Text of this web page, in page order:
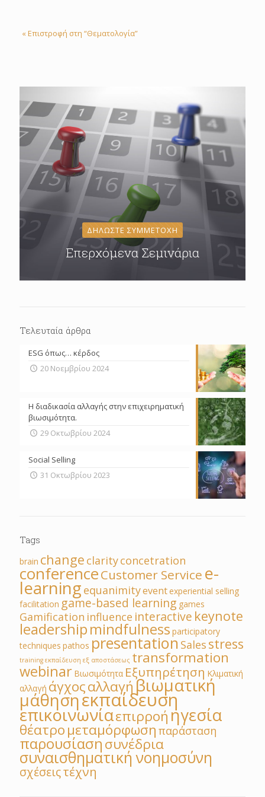
« Επιστροφή στη “Θεματολογία”
ΔΗΛΩΣΤΕ ΣΥΜΜΕΤΟΧΗ
Επερχόμενα Σεμινάρια
Τελευταία άρθρα
ESG όπως… κέρδος
20 Νοεμβρίου 2024
Η διαδικασία αλλαγής στην επιχειρηματική
βιωσιμότητα.
29 Οκτωβρίου 2024
Social Selling
31 Οκτωβρίου 2023
Tags
brain change clarityconcetration
conferenceCustomer Service e-
learning equanimityeventexperiential selling
facilitation game-based learning games
Gamification influence interactive keynote
leadershipmindfulness participatory
techniques pathos presentation Sales stress
training εκπαίδευση εξ αποστάσεως transformation
webinar Βιωσιμότητα Εξυπηρέτηση Κλιματική
αλλαγή άγχοςαλλαγήβιωματική
μάθησηεκπαίδευση
επικοινωνίαεπιρροή ηγεσία
θέατρομεταμόρφωση παράσταση
παρουσίασησυνέδρια
συναισθηματική νοημοσύνη
σχέσειςτέχνη